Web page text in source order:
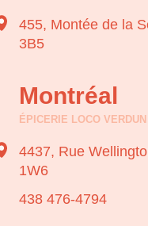
455, Montée de la
3B5
Montréal
ÉPICERIE LOCO VERDUN
4437, Rue
1W6
438 476-4794